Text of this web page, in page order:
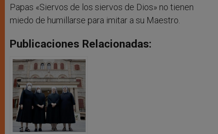
Papas «Siervos de los siervos de Dios» no tienen
miedo de humillarse para imitar a su Maestro.
Publicaciones Relacionadas: